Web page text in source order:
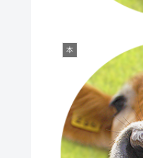
本